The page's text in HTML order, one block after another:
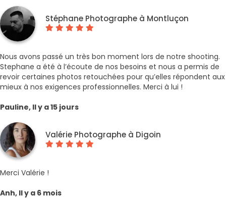
Stéphane Photographe à Montluçon
Nous avons passé un très bon moment lors de notre shooting.
Stephane a été à l’écoute de nos besoins et nous a permis de
revoir certaines photos retouchées pour qu’elles répondent aux
mieux à nos exigences professionnelles. Merci à lui !
Pauline, Il y a 15 jours
Valérie Photographe à Digoin
Merci Valérie !
Anh, Il y a 6 mois